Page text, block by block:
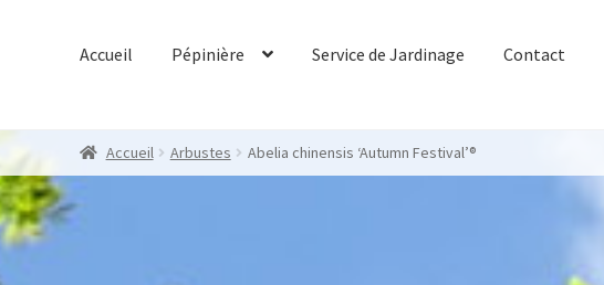
Accueil Pépinière Service de Jardinage Contact
Accueil Arbustes Abelia chinensis ‘Autumn Festival’®